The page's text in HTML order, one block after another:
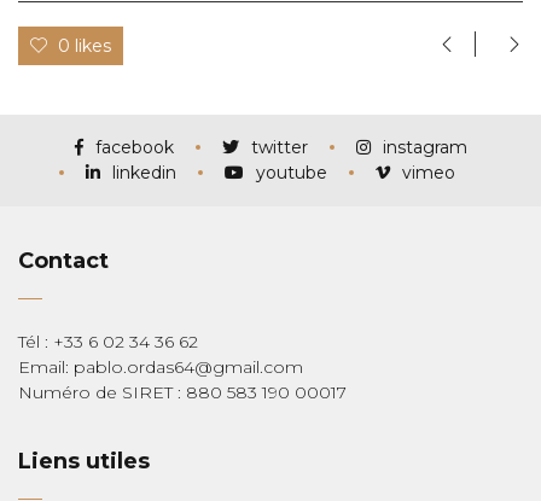
0 likes
facebook twitter
instagram
linkedin
youtube vimeo
Contact
Tél : +33 6 02 34 36 62
Email: pablo.ordas64@gmail.com
Numéro de SIRET : 880 583 190 00017
Liens utiles